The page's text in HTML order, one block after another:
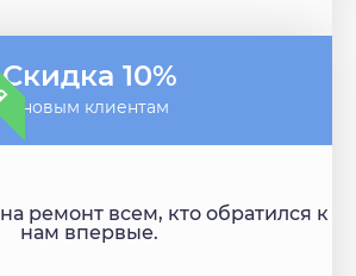
Скидка 10%
- новым клиентам
ремонт всем, кто обратился к
нам впервые.